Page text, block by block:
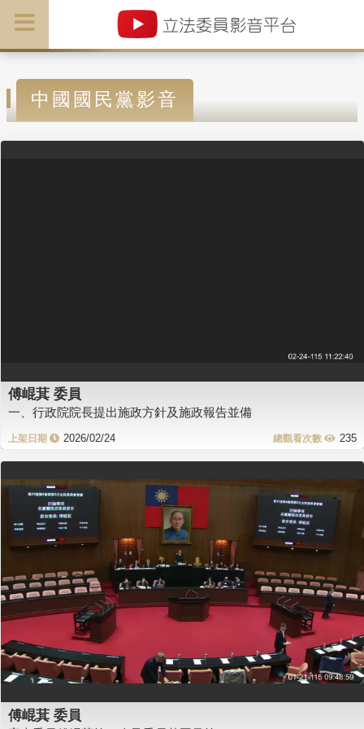
中國國民黨影音
傅崐萁 委員
一、行政院院長提出施政方針及施政報告並備
2026/02/24 235
傅崐萁 委員